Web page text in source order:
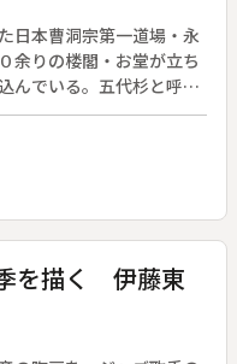
日本曹洞宗第一道場・永
余りの楼閣・お堂が立ち
んでいる。五代杉と呼ば
伽藍が現れる。この七つ
要な建物である。
を描く 伊藤東